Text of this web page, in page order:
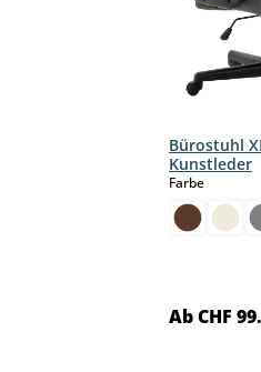
Bürostuhl
Kunstleder
Farbe
Ab CHF